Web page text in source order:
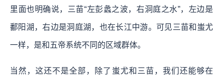
里面也明确说，三苗“左彭蠡之波，右洞庭之水”，左边是
鄱阳湖，右边是洞庭湖，也在长江中游。可见三苗和蚩尤
一样，是和五帝系统不同的区域群体。
当然，这还不是全部，除了蚩尤和三苗，我们还能够在